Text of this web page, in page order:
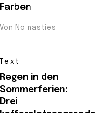
Farben
Von No nasties
Text
Regen in den
Sommerferien:
Drei